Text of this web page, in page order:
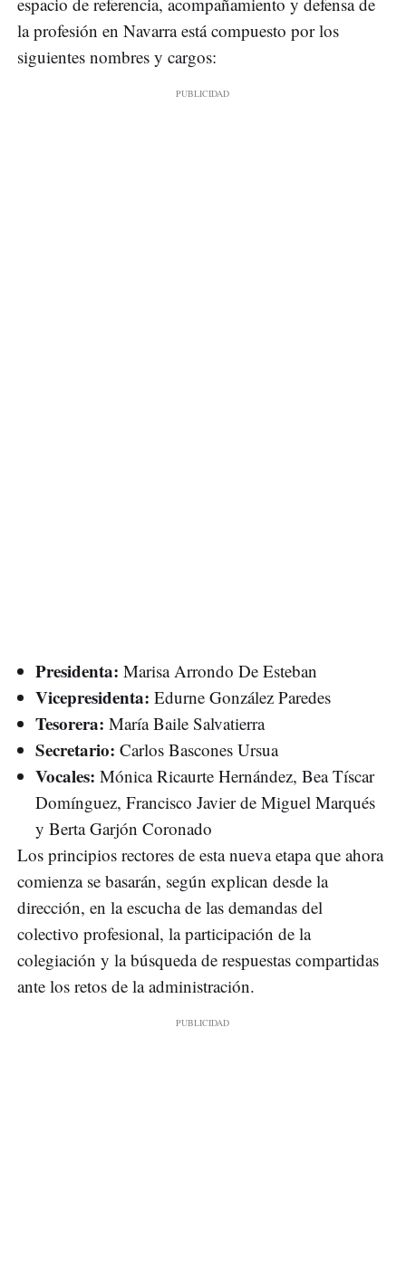
la profesión en Navarra está compuesto por los
siguientes nombres y cargos:
Presidenta: Marisa Arrondo De Esteban
Vicepresidenta: Edurne González Paredes
Tesorera: María Baile Salvatierra
Secretario: Carlos Bascones Ursua
Vocales: Mónica Ricaurte Hernández, Bea Tíscar
Domínguez, Francisco Javier de Miguel Marqués
y Berta Garjón Coronado
Los principios rectores de esta nueva etapa que ahora
comienza se basarán, según explican desde la
dirección, en la escucha de las demandas del
colectivo profesional, la participación de la
colegiación y la búsqueda de respuestas compartidas
ante los retos de la administración.